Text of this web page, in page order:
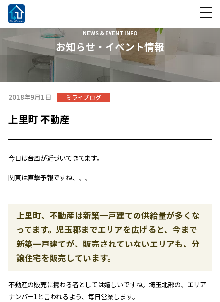
NEWS & EVENT INFO
お知らせ・イベント情報
2018年9月1日 ミライブログ
上里町 不動産
今日は台風が近づいてきてます。
関東は直撃予報ですね、、、
上里町、不動産は新築一戸建ての供給量が多くな
ってます。児玉郡までエリアを広げると、今まで
新築一戸建てが、販売されていないエリアも、分
譲住宅を販売しています。
不動産の販売に携わる者としては嬉しいですね。埼玉北部の、エリア
ナンバー1と言われるよう、毎日営業します。